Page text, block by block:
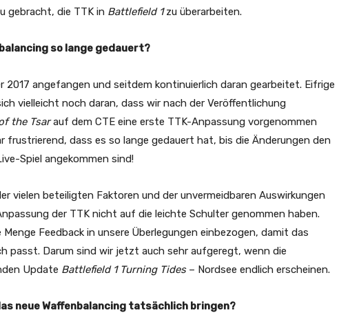
gebracht, die TTK in Battlefield 1zu überarbeiten.
so lange gedauert?
2017 angefangen und seitdem kontinuierlich daran gearbeitet. Eifrige
vielleicht noch daran, dass wir nach der Veröffentlichung
the Tsarauf dem CTE eine erste TTK-Anpassung vorgenommen
frustrierend, dass es so lange gedauert hat, bis die Änderungen den
Spiel angekommen sind!
vielen beteiligten Faktoren und der unvermeidbaren Auswirkungen
der TTK nicht auf die leichte Schulter genommen haben.
Feedback in unsere Überlegungen einbezogen, damit das
passt. Darum sind wir jetzt auch sehr aufgeregt, wenn die
Update Battlefield 1 Turning Tides– Nordsee endlich erscheinen.
neue Waffenbalancing tatsächlich bringen?